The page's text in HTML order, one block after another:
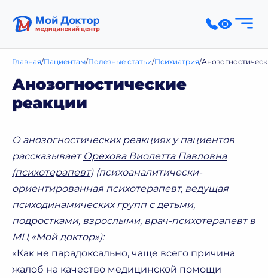
Главная Пациентам Полезные статьи Психиатрия
Анозогностические
реакции
О анозогностических реакциях у пациентов
рассказывает Орехова Виолетта Павловна
(психотерапевт)(психоаналитически-
ориентированная психотерапевт, ведущая
психодинамических групп с детьми,
подростками, взрослыми, врач-психотерапевт в
МЦ «Мой доктор»):
«Как не парадоксально, чаще всего причина
жалоб на качество медицинской помощи